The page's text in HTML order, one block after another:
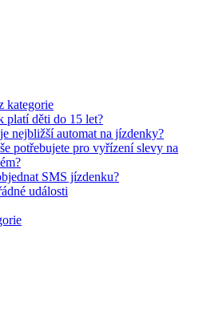
kategorie
platí děti do 15 let?
nejbližší automat na jízdenky?
potřebujete pro vyřízení slevy na
SMS jízdenku?
události